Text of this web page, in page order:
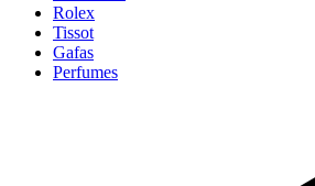
Rolex
Tissot
Gafas
Perfumes